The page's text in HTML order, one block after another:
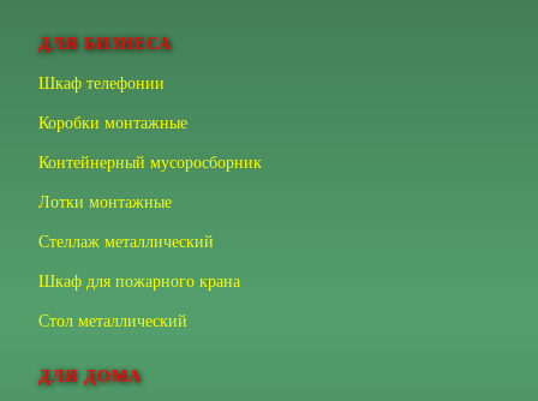
ДЛЯ БИЗНЕСА
Шкаф телефонии
Коробки монтажные
Контейнерный мусоросборник
Лотки монтажные
Стеллаж металлический
Шкаф для пожарного крана
Стол металлический
ДЛЯ ДОМА